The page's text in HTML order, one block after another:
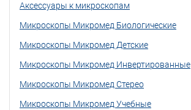
Аксессуары к микроскопам
Микроскопы Микромед Биологические
Микроскопы Микромед Детские
Микроскопы Микромед Инвертированные
Микроскопы Микромед Стерео
Микроскопы Микромед Учебные